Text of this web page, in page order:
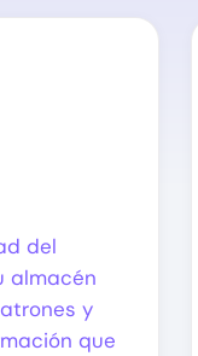
del
almacén
y
que